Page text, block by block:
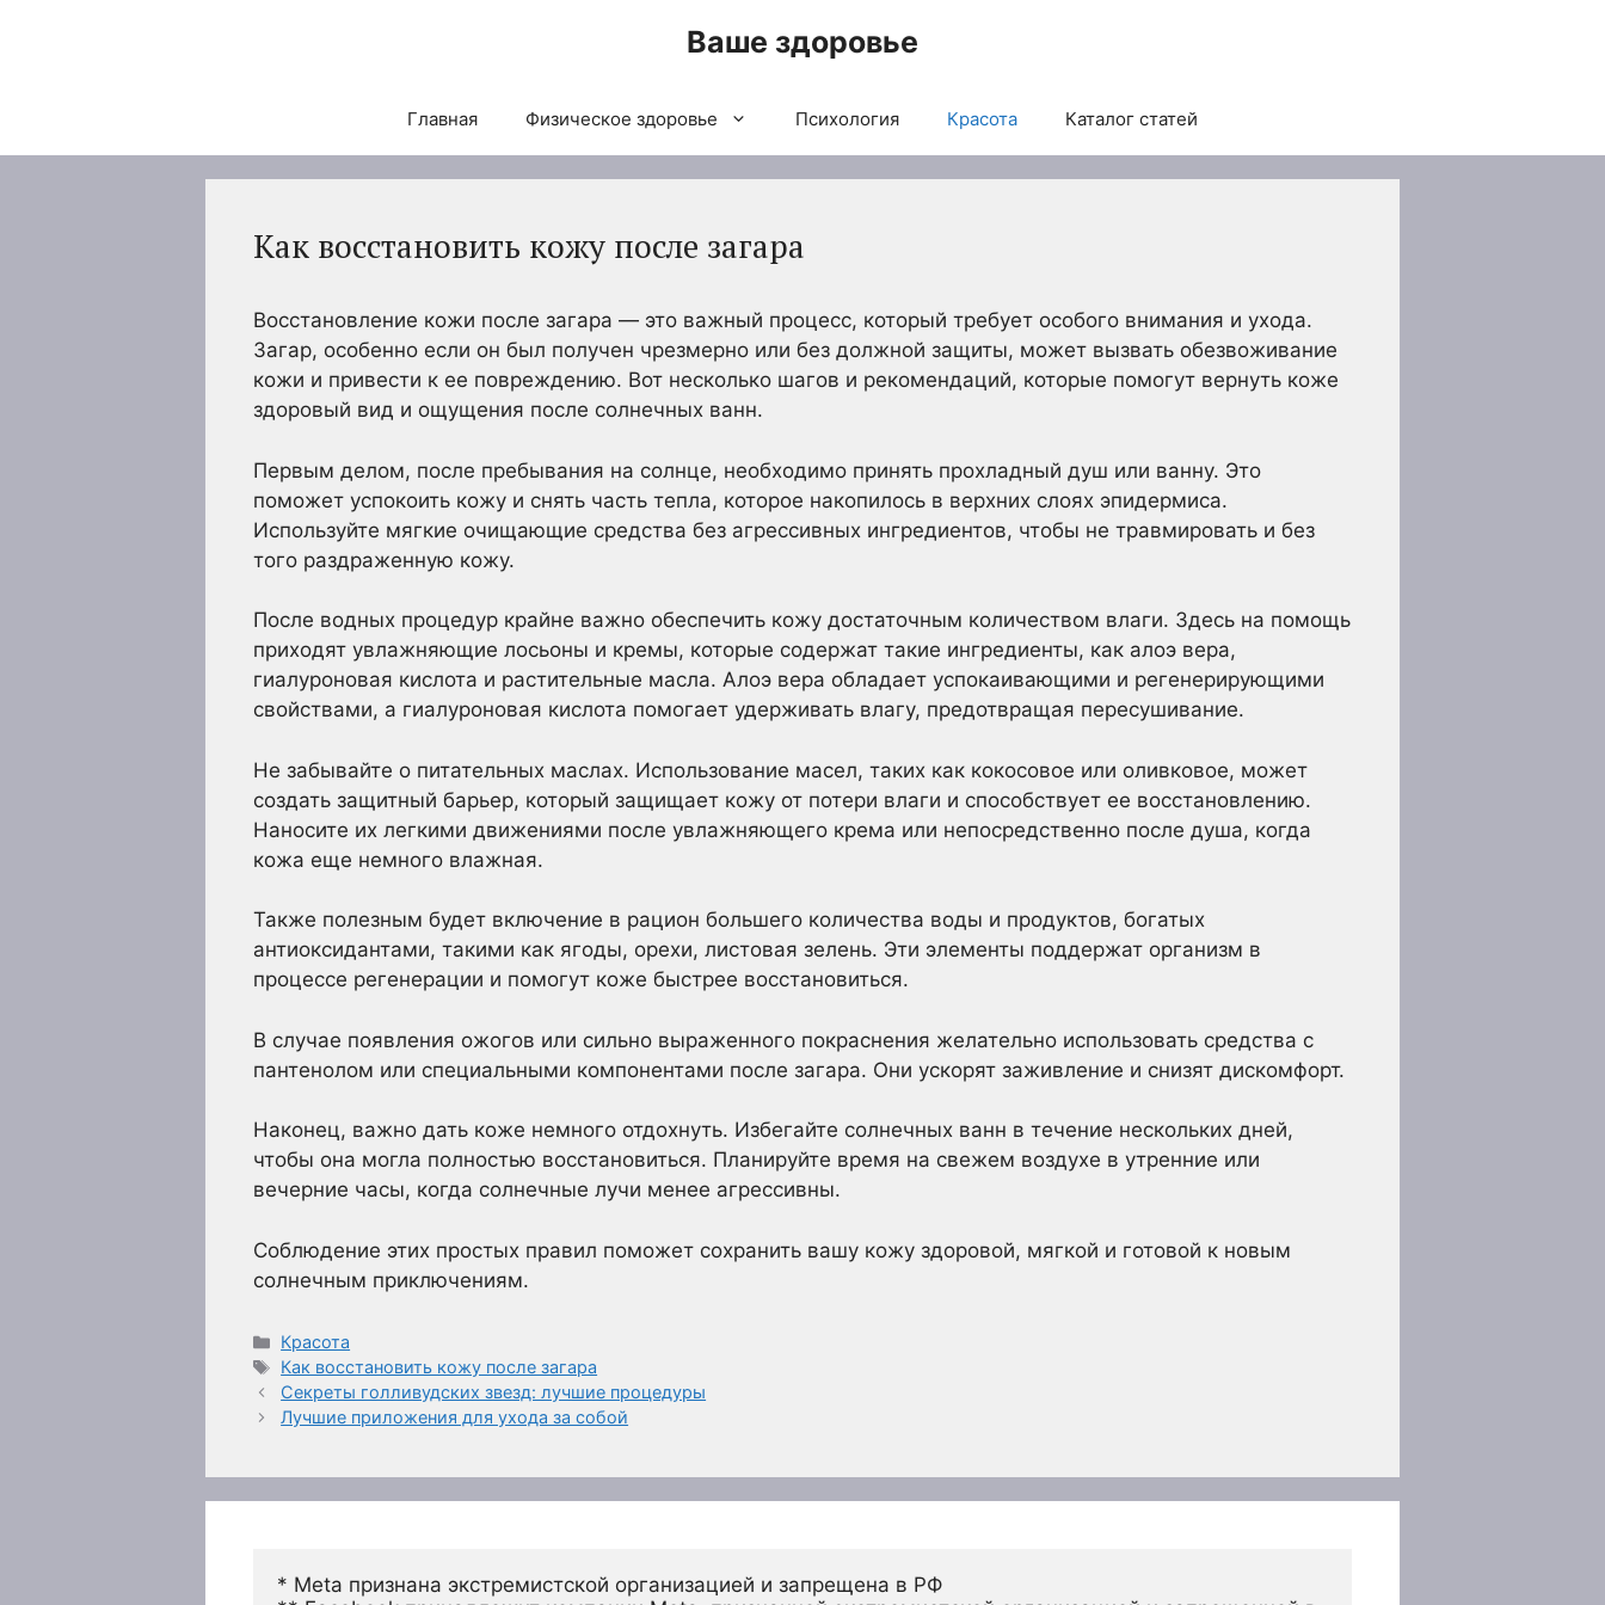
Ваше здоровье
Главная Физическое здоровье Психология Красота Каталог статей
Как восстановить кожу после загара
Восстановление кожи после загара — это важный процесс, который требует особого внимания и ухода.
Загар, особенно если он был получен чрезмерно или без должной защиты, может вызвать обезвоживание
кожи и привести к ее повреждению. Вот несколько шагов и рекомендаций, которые помогут вернуть коже
здоровый вид и ощущения после солнечных ванн.
Первым делом, после пребывания на солнце, необходимо принять прохладный душ или ванну. Это
поможет успокоить кожу и снять часть тепла, которое накопилось в верхних слоях эпидермиса.
Используйте мягкие очищающие средства без агрессивных ингредиентов, чтобы не травмировать и без
того раздраженную кожу.
После водных процедур крайне важно обеспечить кожу достаточным количеством влаги. Здесь на помощь
приходят увлажняющие лосьоны и кремы, которые содержат такие ингредиенты, как алоэ вера,
гиалуроновая кислота и растительные масла. Алоэ вера обладает успокаивающими и регенерирующими
свойствами, а гиалуроновая кислота помогает удерживать влагу, предотвращая пересушивание.
Не забывайте о питательных маслах. Использование масел, таких как кокосовое или оливковое, может
создать защитный барьер, который защищает кожу от потери влаги и способствует ее восстановлению.
Наносите их легкими движениями после увлажняющего крема или непосредственно после душа, когда
кожа еще немного влажная.
Также полезным будет включение в рацион большего количества воды и продуктов, богатых
антиоксидантами, такими как ягоды, орехи, листовая зелень. Эти элементы поддержат организм в
процессе регенерации и помогут коже быстрее восстановиться.
В случае появления ожогов или сильно выраженного покраснения желательно использовать средства с
пантенолом или специальными компонентами после загара. Они ускорят заживление и снизят дискомфорт.
Наконец, важно дать коже немного отдохнуть. Избегайте солнечных ванн в течение нескольких дней,
чтобы она могла полностью восстановиться. Планируйте время на свежем воздухе в утренние или
вечерние часы, когда солнечные лучи менее агрессивны.
Соблюдение этих простых правил поможет сохранить вашу кожу здоровой, мягкой и готовой к новым
солнечным приключениям.
Рубрики
Красота
Метки
Как восстановить кожу после загара
Секреты голливудских звезд: лучшие процедуры
Лучшие приложения для ухода за собой
* Meta признана экстремистской организацией и запрещена в РФ